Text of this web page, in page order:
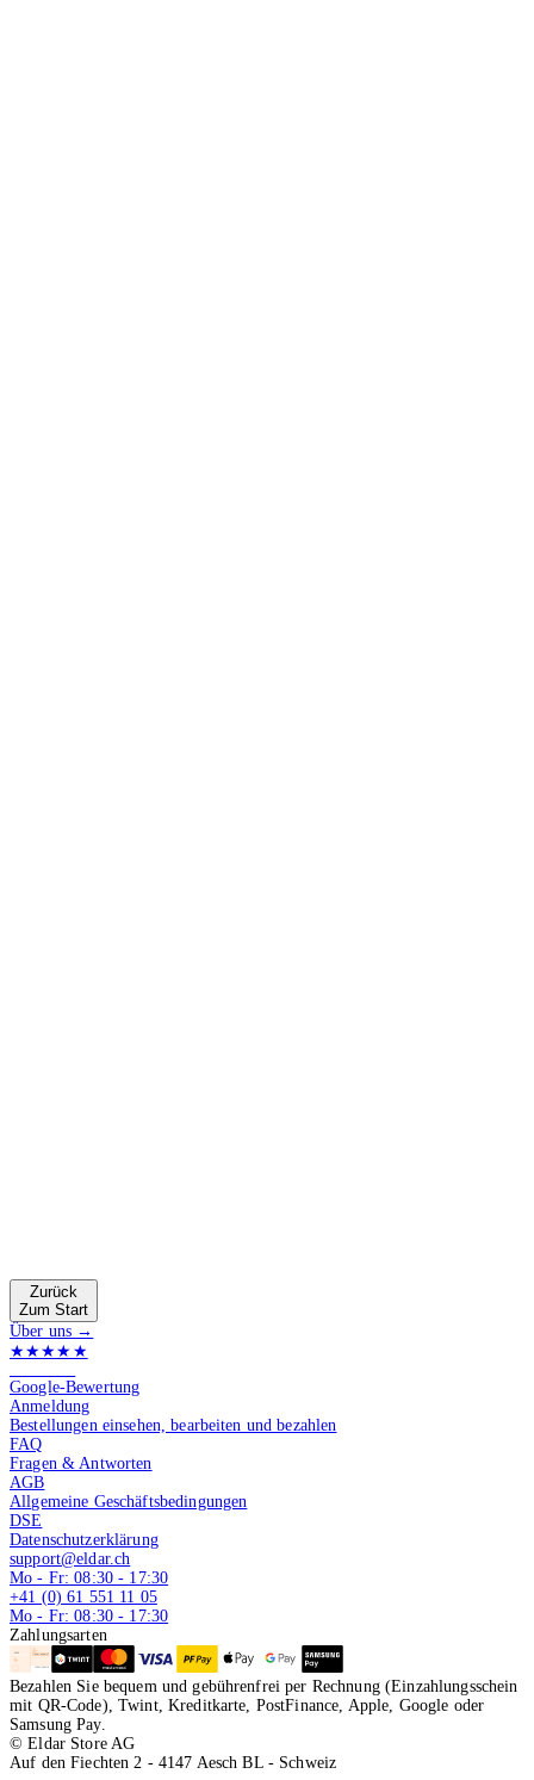
Zurück
Zum Start
Über uns →
★★★★★
Google-Bewertung
Anmeldung
Bestellungen einsehen, bearbeiten und bezahlen
FAQ
Fragen & Antworten
AGB
Allgemeine Geschäftsbedingungen
DSE
Datenschutzerklärung
support@eldar.ch
Mo - Fr: 08:30 - 17:30
+41 (0) 61 551 11 05
Mo - Fr: 08:30 - 17:30
Zahlungsarten
Bezahlen Sie bequem und gebührenfrei per Rechnung (Einzahlungsschein
mit QR-Code), Twint, Kreditkarte, PostFinance, Apple, Google oder
Samsung Pay.
© Eldar Store AG
Auf den Fiechten 2 - 4147 Aesch BL - Schweiz